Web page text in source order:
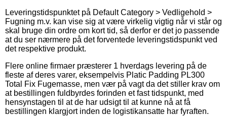
Leveringstidspunktet på Default Category > Vedligehold >
Fugning m.v. kan vise sig at være virkelig vigtig når vi står og
skal bruge din ordre om kort tid, så derfor er det jo passende
at du ser nærmere på det forventede leveringstidspunkt ved
det respektive produkt.
Flere online firmaer præsterer 1 hverdags levering på de
fleste af deres varer, eksempelvis Platic Padding PL300
Total Fix Fugemasse, men vær på vagt da det stiller krav om
at bestillingen fuldbyrdes forinden et fast tidspunkt, med
hensynstagen til at de har udsigt til at kunne nå at få
bestillingen klargjort inden de logistikansatte har fyraften.